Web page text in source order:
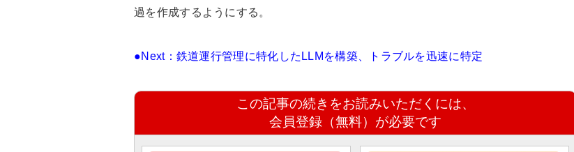
過を作成するようにする。
●Next： 鉄道運行管理に特化したLLMを構築、トラブルを迅速に特定
この記事の続きをお読みいただくには、
会員登録（無料）が必要です